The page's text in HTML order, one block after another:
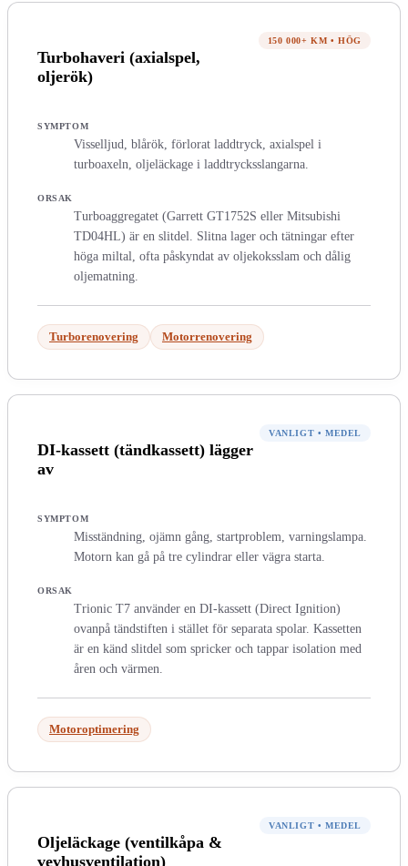
Turbohaveri (axialspel,
oljerök)
150 000+ KM •HÖG
SYMPTOM
Visselljud, blårök, förlorat laddtryck, axialspel i
turboaxeln, oljeläckage i laddtrycksslangarna.
ORSAK
Turboaggregatet (Garrett GT1752S eller Mitsubishi
TD04HL) är en slitdel. Slitna lager och tätningar efter
höga miltal, ofta påskyndat av oljekoksslam och dålig
oljematning.
Turborenovering Motorrenovering
DI-kassett (tändkassett) lägger
av
VANLIGT • MEDEL
SYMPTOM
Misständning, ojämn gång, startproblem, varningslampa.
Motorn kan gå på tre cylindrar eller vägra starta.
ORSAK
Trionic T7 använder en DI-kassett (Direct Ignition)
ovanpå tändstiften i stället för separata spolar. Kassetten
är en känd slitdel som spricker och tappar isolation med
åren och värmen.
Motoroptimering
Oljeläckage (ventilkåpa &
vevhusventilation)
VANLIGT • MEDEL